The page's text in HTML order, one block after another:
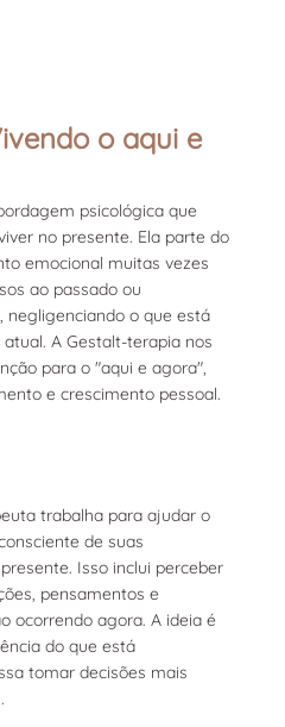
o aqui e
psicológica que
no presente. Ela parte do
emocional muitas vezes
ao passado ou
negligenciando o que está
A Gestalt-terapia nos
para o "aqui e agora",
e crescimento pessoal.
trabalha para ajudar o
de suas
Isso inclui perceber
pensamentos e
ocorrendo agora. A ideia é
do que está
tomar decisões mais